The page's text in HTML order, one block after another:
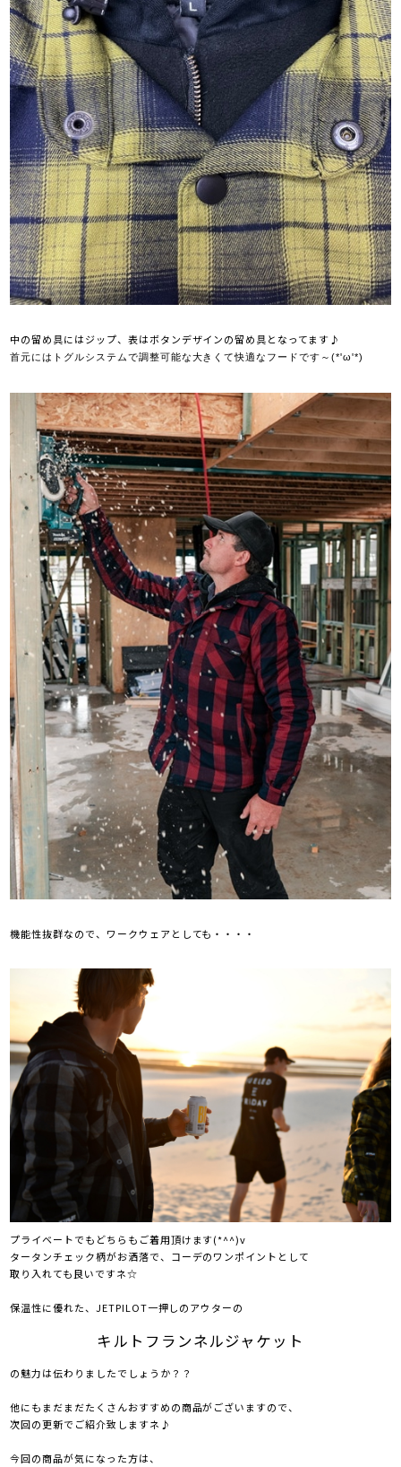
中の留め具にはジップ、表はボタンデザインの留め具となってます♪
首元にはトグルシステムで調整可能な大きくて快適なフードです～(*'ω'*)
機能性抜群なので、ワークウェアとしても・・・・
プライベートでもどちらもご着用頂けます(*^^)v
タータンチェック柄がお洒落で、コーデのワンポイントとして
取り入れても良いですネ☆
保温性に優れた、JETPILOT一押しのアウターの
キルトフランネルジャケット
の魅力は伝わりましたでしょうか？？
他にもまだまだたくさんおすすめの商品がございますので、
次回の更新でご紹介致しますネ♪
今回の商品が気になった方は、